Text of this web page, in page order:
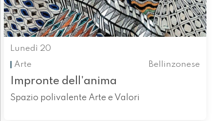
Lunedì 20
Arte
Bellinzonese
Impronte dell'anima
Spazio polivalente Arte e Valori